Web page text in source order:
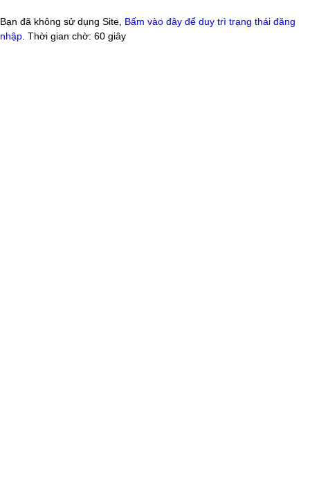
Bạn đã không sử dụng Site, Bấm vào đây để duy trì trạng thái đăng
nhập . Thời gian chờ: 60 giây